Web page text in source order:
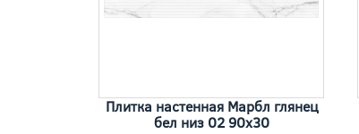
Плитка настенная Марбл глянец
бел низ 02 90x30